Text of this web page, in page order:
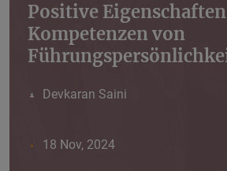
Positive
Kompetenzen von
Devkaran Saini
18 Nov, 2024